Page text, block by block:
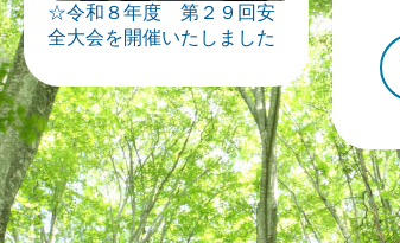
☆令和８年度 第２９回安
全大会を開催いたしました